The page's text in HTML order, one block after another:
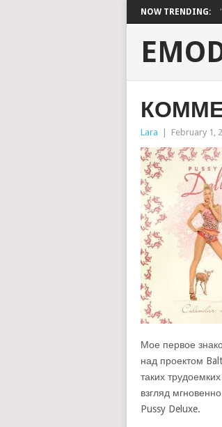
NOW TRENDING:
Lara February 1,
Мое первое
над проектом
таких
взгляд
Pussy Deluxe.